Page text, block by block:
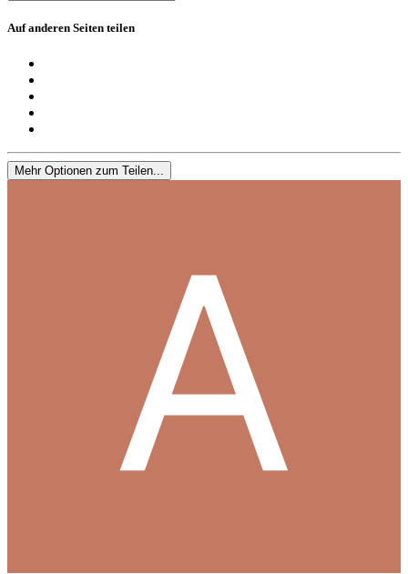
Auf anderen Seiten teilen
Mehr Optionen zum Teilen...